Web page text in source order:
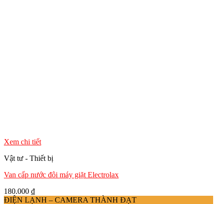
Xem chi tiết
Vật tư - Thiết bị
Van cấp nước đôi máy giặt Electrolax
180.000 ₫
ĐIỆN LẠNH – CAMERA THÀNH ĐẠT